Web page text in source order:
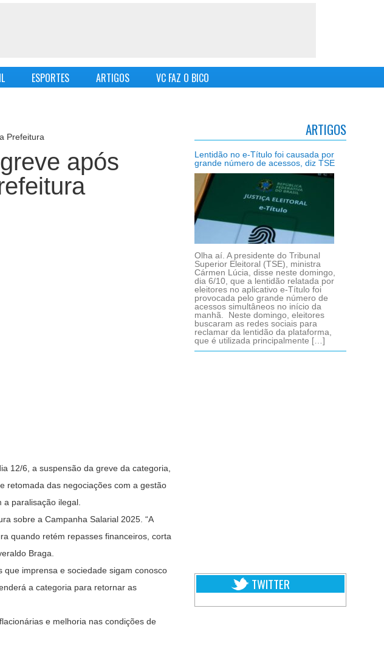
ESPORTES ARTIGOS VC FAZ O BICO
Prefeitura
após
12/6, a suspensão da greve da categoria,
retomada das negociações com a gestão
paralisação ilegal.
sobre a Campanha Salarial 2025. “A
quando retém repasses financeiros, corta
Braga.
imprensa e sociedade sigam conosco
a categoria para retornar as
e melhoria nas condições de
ARTIGOS
Lentidão no e-Título foi causada por
grande número de acessos, diz TSE
Olha aí. A presidente do Tribunal
Superior Eleitoral (TSE), ministra
Cármen Lúcia, disse neste domingo,
dia 6/10, que a lentidão relatada por
eleitores no aplicativo e-Título foi
provocada pelo grande número de
acessos simultâneos no início da
manhã. Neste domingo, eleitores
buscaram as redes sociais para
reclamar da lentidão da plataforma,
que é utilizada principalmente […]
TWITTER